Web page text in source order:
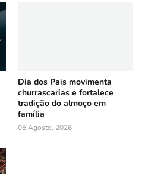
Dia dos Pais movimenta
churrascarias e fortalece
tradição do almoço em
família
05 Agosto, 2026